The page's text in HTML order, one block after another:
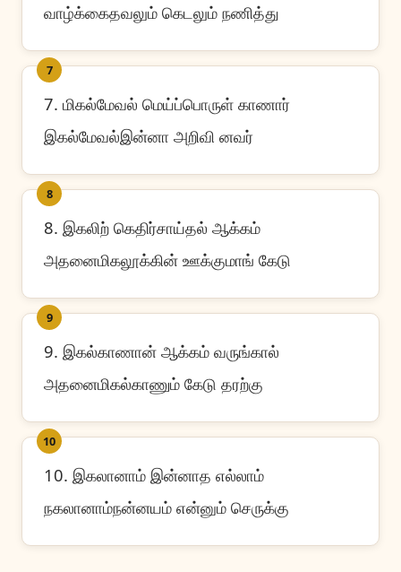
வாழ்க்கைதவலும் கெடலும் நணித்து
7
7. மிகல்மேவல் மெய்ப்பொருள் காணார்
இகல்மேவல்இன்னா அறிவி னவர்
8
8. இகலிற் கெதிர்சாய்தல் ஆக்கம்
அதனைமிகலூக்கின் ஊக்குமாங் கேடு
9
9. இகல்காணான் ஆக்கம் வருங்கால்
அதனைமிகல்காணும் கேடு தரற்கு
10
10. இகலானாம் இன்னாத எல்லாம்
நகலானாம்நன்னயம் என்னும் செருக்கு